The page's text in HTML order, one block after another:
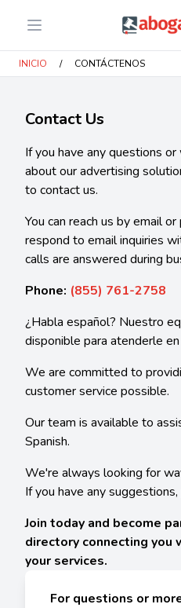
Open menu
INICIO / CONTÁCTENOS
Contact Us
If you have any questions
about our advertising
to contact us.
You can reach us by email
respond to email inquiries
calls are answered during
Phone: (855) 761-2758
¿Habla español? Nuestro
disponible para atenderle
We are committed to
customer service possible.
Our team is available to
Spanish.
We're always looking for
If you have any
Join today and become
directory connecting you
your services.
For questions or